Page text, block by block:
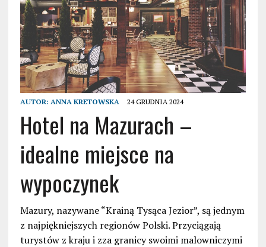
AUTOR: ANNA KRETOWSKA 24 GRUDNIA 2024
Hotel na Mazurach –
idealne miejsce na
wypoczynek
Mazury, nazywane “Krainą Tysąca Jezior”, są jednym
z najpiękniejszych regionów Polski. Przyciągają
turystów z kraju i zza granicy swoimi malowniczymi